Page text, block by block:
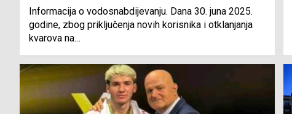
Informacija o vodosnabdijevanju. Dana 30. juna 2025.
godine, zbog priključenja novih korisnika i otklanjanja
kvarova na…